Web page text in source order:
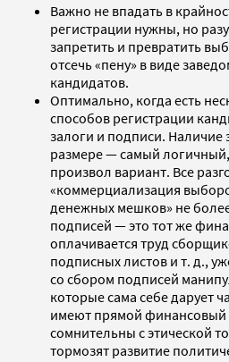
Важно не впадать в
регистрации нужны, но
запретить и превратить
отсечь «пену» в виде
кандидатов.
Оптимально, когда есть
способов регистрации
залоги и подписи. Наличие
размере — самый
произвол вариант. Все
«коммерциализация
денежных мешков» не
подписей — это тот же
оплачивается труд
подписных листов и т. д.,
со сбором подписей
которые сама себе дарует
имеют прямой финансовый
сомнительны с этической
тормозят развитие